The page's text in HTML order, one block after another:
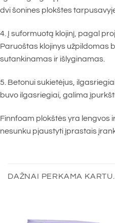
dvi šonines plokštes
4. Į suformuotą klojinį, pagal
Paruoštas klojinys užpildomas
sutankinamas ir išlyginamas.
5. Betonui sukietėjus,
buvo ilgasriegiai, galima
Finnfoam plokštės yra lengvos
nesunku pjaustyti įprastais
DAŽNAI PERKAMA KARTU...